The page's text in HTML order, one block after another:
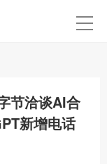
节洽谈AI合
新增电话